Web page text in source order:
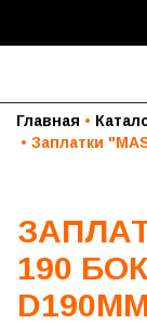
Главная
Заплатки
190